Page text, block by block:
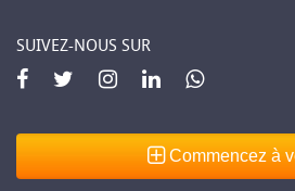
SUIVEZ-NOUS SUR
Commencez à